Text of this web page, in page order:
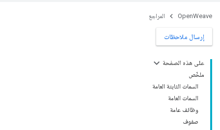
OpenWeave المراجع
إرسال ملاحظات
على هذه الصفحة
ملخّص
السمات الثابتة العامة
السمات العامة
وظائف عامة
صفوف